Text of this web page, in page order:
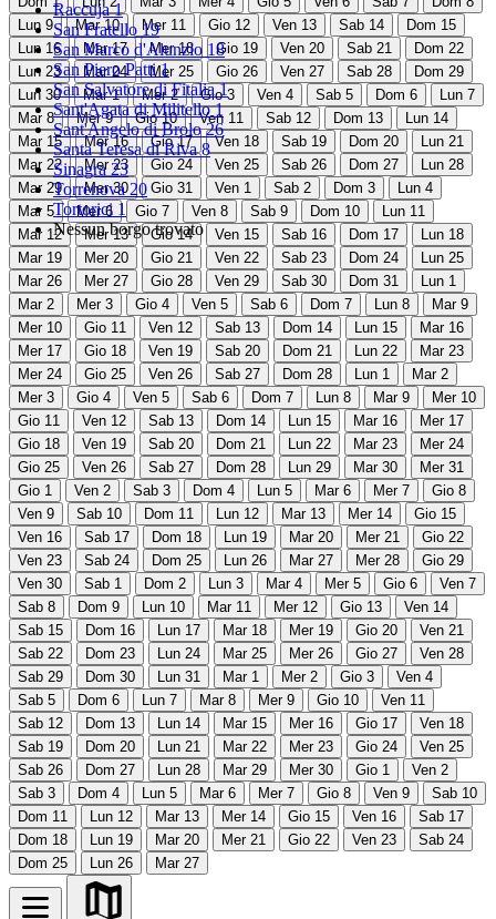
Raccuja 1
San Fratello 19
San Marco d'Alunzio 18
San Piero Patti 1
San Salvatore di Fitalia 1
Sant'Agata di Militello 1
Sant'Angelo di Brolo 26
Santa Teresa di Riva 8
Sinagra 23
Torrenova 20
Tortorici 1
Nessun borgo trovato
Lun 9 Mar 10 Mer 11 Gio 12 Ven 13 Sab 14 Dom 15
Lun 16 Mar 17 Mer 18 Gio 19 Ven 20 Sab 21 Dom 22
Lun 23 Mar 24 Mer 25 Gio 26 Ven 27 Sab 28 Dom 29
Lun 30 Mar 1 Mer 2 Gio 3 Ven 4 Sab 5 Dom 6 Lun 7
Mar 8 Mer 9 Gio 10 Ven 11 Sab 12 Dom 13 Lun 14
Mar 15 Mer 16 Gio 17 Ven 18 Sab 19 Dom 20 Lun 21
Mar 22 Mer 23 Gio 24 Ven 25 Sab 26 Dom 27 Lun 28
Mar 29 Mer 30 Gio 31 Ven 1 Sab 2 Dom 3 Lun 4
Mar 5 Mer 6 Gio 7 Ven 8 Sab 9 Dom 10 Lun 11
Mar 12 Mer 13 Gio 14 Ven 15 Sab 16 Dom 17 Lun 18
Mar 19 Mer 20 Gio 21 Ven 22 Sab 23 Dom 24 Lun 25
Mar 26 Mer 27 Gio 28 Ven 29 Sab 30 Dom 31 Lun 1
Mar 2 Mer 3 Gio 4 Ven 5 Sab 6 Dom 7 Lun 8 Mar 9
Mer 10 Gio 11 Ven 12 Sab 13 Dom 14 Lun 15 Mar 16
Mer 17 Gio 18 Ven 19 Sab 20 Dom 21 Lun 22 Mar 23
Mer 24 Gio 25 Ven 26 Sab 27 Dom 28 Lun 1 Mar 2
Mer 3 Gio 4 Ven 5 Sab 6 Dom 7 Lun 8 Mar 9 Mer 10
Gio 11 Ven 12 Sab 13 Dom 14 Lun 15 Mar 16 Mer 17
Gio 18 Ven 19 Sab 20 Dom 21 Lun 22 Mar 23 Mer 24
Gio 25 Ven 26 Sab 27 Dom 28 Lun 29 Mar 30 Mer 31
Gio 1 Ven 2 Sab 3 Dom 4 Lun 5 Mar 6 Mer 7 Gio 8
Ven 9 Sab 10 Dom 11 Lun 12 Mar 13 Mer 14 Gio 15
Ven 16 Sab 17 Dom 18 Lun 19 Mar 20 Mer 21 Gio 22
Ven 23 Sab 24 Dom 25 Lun 26 Mar 27 Mer 28 Gio 29
Ven 30 Sab 1 Dom 2 Lun 3 Mar 4 Mer 5 Gio 6 Ven 7
Sab 8 Dom 9 Lun 10 Mar 11 Mer 12 Gio 13 Ven 14
Sab 15 Dom 16 Lun 17 Mar 18 Mer 19 Gio 20 Ven 21
Sab 22 Dom 23 Lun 24 Mar 25 Mer 26 Gio 27 Ven 28
Sab 29 Dom 30 Lun 31 Mar 1 Mer 2 Gio 3 Ven 4
Sab 5 Dom 6 Lun 7 Mar 8 Mer 9 Gio 10 Ven 11
Sab 12 Dom 13 Lun 14 Mar 15 Mer 16 Gio 17 Ven 18
Sab 19 Dom 20 Lun 21 Mar 22 Mer 23 Gio 24 Ven 25
Sab 26 Dom 27 Lun 28 Mar 29 Mer 30 Gio 1 Ven 2
Sab 3 Dom 4 Lun 5 Mar 6 Mer 7 Gio 8 Ven 9 Sab 10
Dom 11 Lun 12 Mar 13 Mer 14 Gio 15 Ven 16 Sab 17
Dom 18 Lun 19 Mar 20 Mer 21 Gio 22 Ven 23 Sab 24
Dom 25 Lun 26 Mar 27